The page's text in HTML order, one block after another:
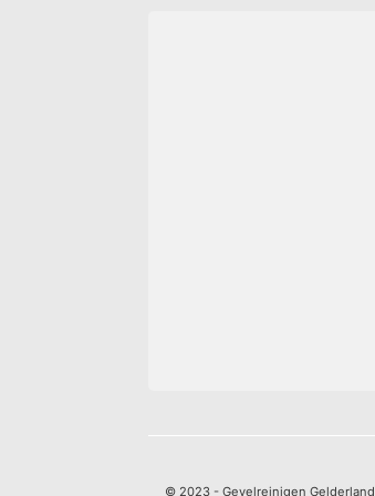
© 2023 - Gevelreinigen Gelderland